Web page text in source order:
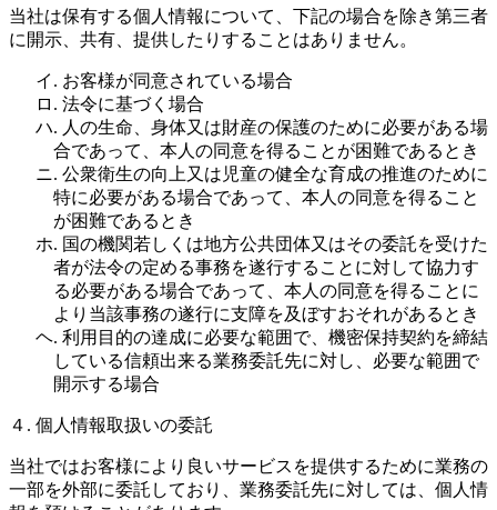
当社は保有する個人情報について、下記の場合を除き第三者
に開示、共有、提供したりすることはありません。
イ. お客様が同意されている場合
ロ. 法令に基づく場合
ハ. 人の生命、身体又は財産の保護のために必要がある場
合であって、本人の同意を得ることが困難であるとき
ニ. 公衆衛生の向上又は児童の健全な育成の推進のために
特に必要がある場合であって、本人の同意を得ること
が困難であるとき
ホ. 国の機関若しくは地方公共団体又はその委託を受けた
者が法令の定める事務を遂行することに対して協力す
る必要がある場合であって、本人の同意を得ることに
より当該事務の遂行に支障を及ぼすおそれがあるとき
ヘ. 利用目的の達成に必要な範囲で、機密保持契約を締結
している信頼出来る業務委託先に対し、必要な範囲で
開示する場合
４. 個人情報取扱いの委託
当社ではお客様により良いサービスを提供するために業務の
一部を外部に委託しており、業務委託先に対しては、個人情